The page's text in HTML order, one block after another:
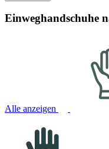
Einweghandschuhe
Alle anzeigen